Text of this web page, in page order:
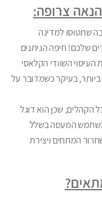
שתטוסו למדינה
שלכם! חיפה הניתנים
השוודי הקלאסי
ביותר, בעיקר כשמדובר על
הקהלים, שכן הוא דוגל
משתמש המעסה בשלל
המתחים ויצירת